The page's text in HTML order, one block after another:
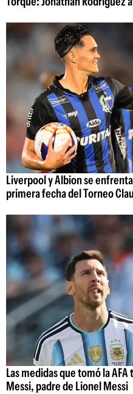
Liverpool y Albion se
primera fecha del Torneo
Las medidas que tomó la
Messi, padre de Lionel Messi